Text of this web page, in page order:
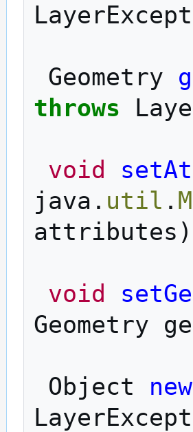
Geometry
throws
void
java . util .
attributes )
void
Geometry
Object